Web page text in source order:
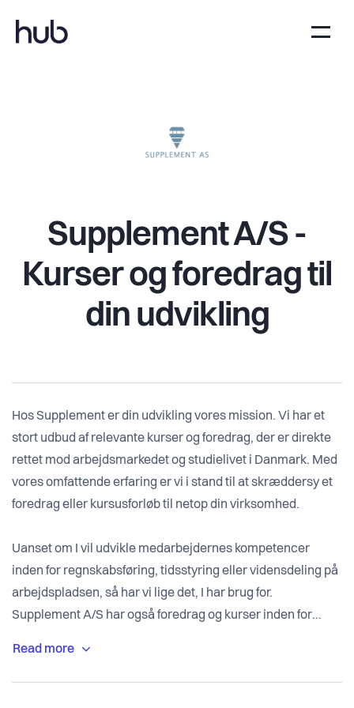
Supplement A/S -
Kurser og foredrag til
din udvikling
Hos Supplement er din udvikling vores mission. Vi har et
stort udbud af relevante kurser og foredrag, der er direkte
rettet mod arbejdsmarkedet og studielivet i Danmark. Med
vores omfattende erfaring er vi i stand til at skræddersy et
foredrag eller kursusforløb til netop din virksomhed.
Uanset om I vil udvikle medarbejdernes kompetencer
inden for regnskabsføring, tidsstyring eller vidensdeling på
arbejdspladsen, så har vi lige det, I har brug for.
Supplement A/S har også foredrag og kurser inden for